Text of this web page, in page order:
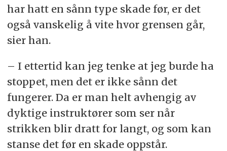
har hatt en sånn type skade før, er det
også vanskelig å vite hvor grensen går,
sier han.
– I ettertid kan jeg tenke at jeg burde ha
stoppet, men det er ikke sånn det
fungerer. Da er man helt avhengig av
dyktige instruktører som ser når
strikken blir dratt for langt, og som kan
stanse det før en skade oppstår.